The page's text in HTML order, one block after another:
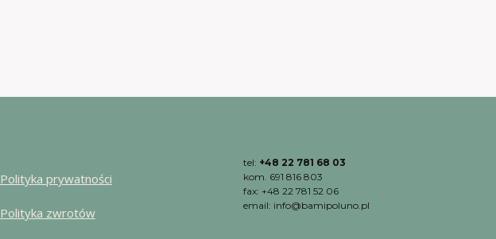
Polityka prywatności
Polityka zwrotów
tel: +48 22 781 68 03
kom. 691 816 803
fax: +48 22 781 52 06
email: info@bamipoluno.pl